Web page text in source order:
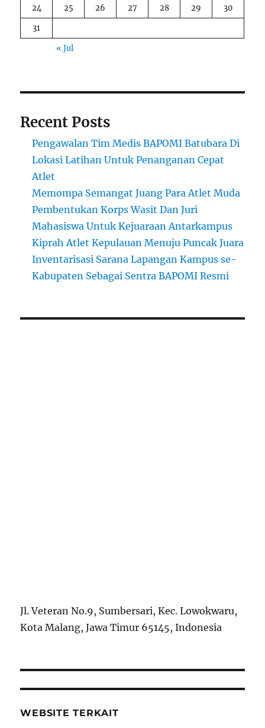
24
25 26 27 28 29
30
31
« Jul
Recent Posts
Pengawalan Tim Medis BAPOMI Batubara Di
Lokasi Latihan Untuk Penanganan Cepat
Atlet
Memompa Semangat Juang Para Atlet Muda
Pembentukan Korps Wasit Dan Juri
Mahasiswa Untuk Kejuaraan Antarkampus
Kiprah Atlet Kepulauan Menuju Puncak Juara
Inventarisasi Sarana Lapangan Kampus se-
Kabupaten Sebagai Sentra BAPOMI Resmi
Jl. Veteran No.9, Sumbersari, Kec. Lowokwaru,
Kota Malang, Jawa Timur 65145, Indonesia
WEBSITE TERKAIT